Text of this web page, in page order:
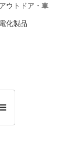
ウトドア・車
化製品